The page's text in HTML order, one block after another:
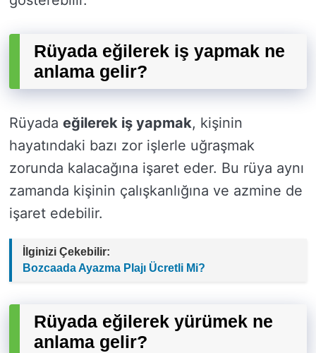
Rüyada eğilerek iş yapmak ne
anlama gelir?
Rüyada eğilerek iş yapmak, kişinin
hayatındaki bazı zor işlerle uğraşmak
zorunda kalacağına işaret eder. Bu rüya aynı
zamanda kişinin çalışkanlığına ve azmine de
işaret edebilir.
İlginizi Çekebilir:
Bozcaada Ayazma Plajı Ücretli Mi?
Rüyada eğilerek yürümek ne
anlama gelir?